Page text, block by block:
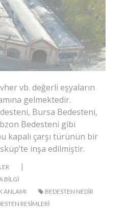
vb. değerli eşyaların
gelmektedir.
Bursa Bedesteni,
Bedesteni gibi
kapalı çarşı türünün bir
inşa edilmiştir.
|
BILGI
ANLAMI
BEDESTEN NEDIR
RESIMLERI